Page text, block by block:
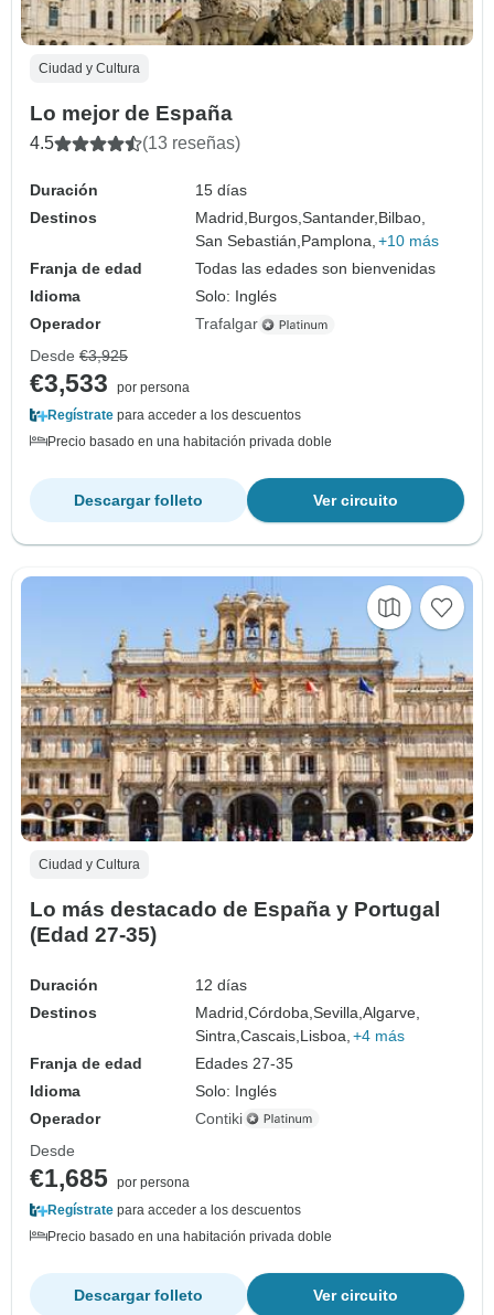
Ciudad y Cultura
Lo mejor de España
4.5 (13 reseñas)
Duración
15 días
Destinos
Madrid,Burgos,Santander,Bilbao,
San Sebastián,Pamplona, +10 más
Franja de edad
Todas las edades son bienvenidas
Idioma
Solo: Inglés
Operador
Trafalgar
Desde €3,925
€3,533
por persona
Regístrate para acceder a los descuentos
Precio basado en una habitación privada doble
Ver circuito
Descargar folleto
Ciudad y Cultura
Lo más destacado de España y Portugal
(Edad 27-35)
Duración
12 días
Destinos
Madrid,Córdoba,Sevilla,Algarve,
Sintra,Cascais, Lisboa, +4 más
Franja de edad
Edades 27-35
Idioma
Solo: Inglés
Operador
Contiki
Desde
€1,685 por persona
Regístrate para acceder a los descuentos
Precio basado en una habitación privada doble
Ver circuito
Descargar folleto